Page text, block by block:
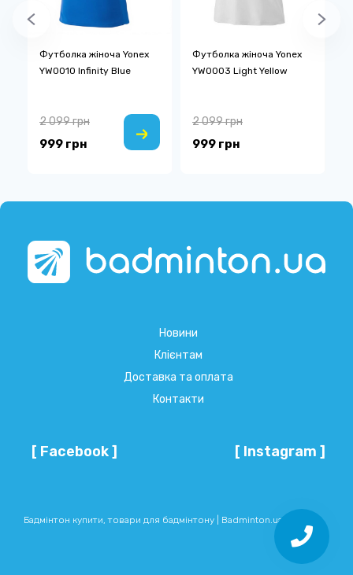
Футболка жіноча Yonex
YW0010 Infinity Blue
999 грн
2 099 грн
Футболка жіноча Yonex
YW0003 Light Yellow
999 грн
2 099 грн
Новини
Клієнтам
Доставка та оплата
Контакти
[ Facebook ] [ Instagram ]
Бадмінтон купити, товари для бадмінтону | Badminton.ua © 2026